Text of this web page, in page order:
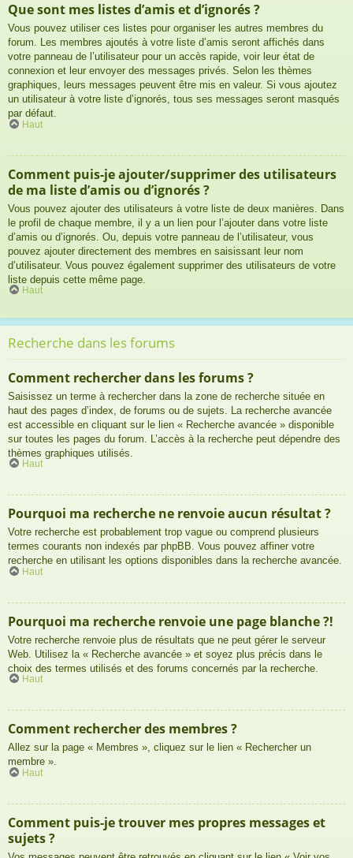
Que sont mes listes d’amis et d’ignorés ?
Vous pouvez utiliser ces listes pour organiser les autres membres du
forum. Les membres ajoutés à votre liste d’amis seront affichés dans
votre panneau de l’utilisateur pour un accès rapide, voir leur état de
connexion et leur envoyer des messages privés. Selon les thèmes
graphiques, leurs messages peuvent être mis en valeur. Si vous ajoutez
un utilisateur à votre liste d’ignorés, tous ses messages seront masqués
par défaut.
Haut
Comment puis-je ajouter/supprimer des utilisateurs
de ma liste d’amis ou d’ignorés ?
Vous pouvez ajouter des utilisateurs à votre liste de deux manières. Dans
le profil de chaque membre, il y a un lien pour l’ajouter dans votre liste
d’amis ou d’ignorés. Ou, depuis votre panneau de l’utilisateur, vous
pouvez ajouter directement des membres en saisissant leur nom
d’utilisateur. Vous pouvez également supprimer des utilisateurs de votre
liste depuis cette même page.
Haut
Recherche dans les forums
Comment rechercher dans les forums ?
Saisissez un terme à rechercher dans la zone de recherche située en
haut des pages d’index, de forums ou de sujets. La recherche avancée
est accessible en cliquant sur le lien « Recherche avancée » disponible
sur toutes les pages du forum. L’accès à la recherche peut dépendre des
thèmes graphiques utilisés.
Haut
Pourquoi ma recherche ne renvoie aucun résultat ?
Votre recherche est probablement trop vague ou comprend plusieurs
termes courants non indexés par phpBB. Vous pouvez affiner votre
recherche en utilisant les options disponibles dans la recherche avancée.
Haut
Pourquoi ma recherche renvoie une page blanche ?!
Votre recherche renvoie plus de résultats que ne peut gérer le serveur
Web. Utilisez la « Recherche avancée » et soyez plus précis dans le
choix des termes utilisés et des forums concernés par la recherche.
Haut
Comment rechercher des membres ?
Allez sur la page « Membres », cliquez sur le lien « Rechercher un
membre ».
Haut
Comment puis-je trouver mes propres messages et
sujets ?